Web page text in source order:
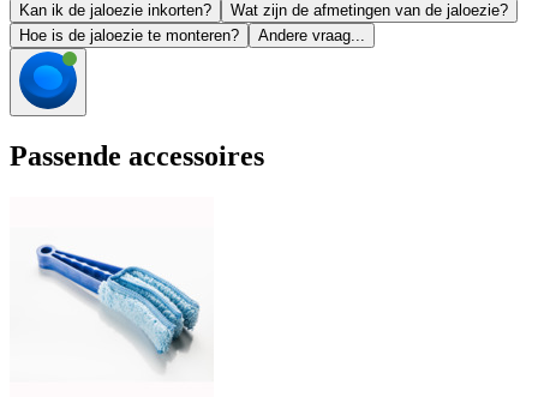
Kan ik de jaloezie inkorten?
Wat zijn de afmetingen van de jaloezie?
Hoe is de jaloezie te monteren?
Andere vraag...
Passende accessoires